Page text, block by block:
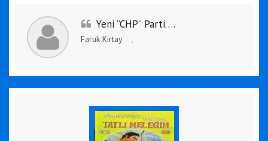
Yeni “CHP” Parti….
Faruk Kırtay ,